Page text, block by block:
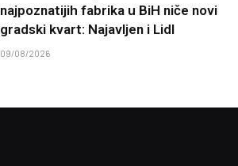
najpoznatijih fabrika u BiH niče novi
gradski kvart: Najavljen i Lidl
09/08/2026